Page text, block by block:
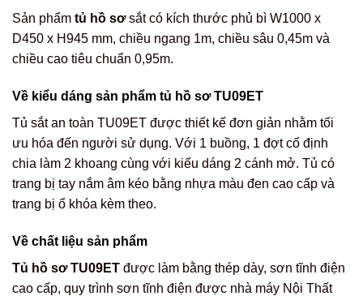
Sản phẩm tủ hồ sơsắt có kích thước phủ bì W1000 x
D450 x H945 mm, chiều ngang 1m, chiều sâu 0,45m và
chiều cao tiêu chuẩn 0,95m.
Về kiểu dáng sản phẩm tủ hồ sơ TU09ET
Tủ sắt an toàn TU09ET được thiết kế đơn giản nhằm tối
ưu hóa đến người sử dụng. Với 1 buồng, 1 đợt cố định
chia làm 2 khoang cùng với kiểu dáng 2 cánh mở. Tủ có
trang bị tay nắm âm kéo bằng nhựa màu đen cao cấp và
trang bị ổ khóa kèm theo.
Về chất liệu sản phẩm
Tủ hồ sơ TU09ET được làm bằng thép dày, sơn tĩnh điện
cao cấp, quy trình sơn tĩnh điện được nhà máy Nội Thất